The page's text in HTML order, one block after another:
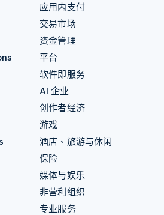
应用内支付
交易市场
资金管理
平台
软件即服务
AI 企业
创作者经济
游戏
酒店、旅游与休闲
保险
媒体与娱乐
非营利组织
专业服务